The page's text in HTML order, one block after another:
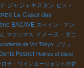
ジャジャキスタン ビスト
Le Casot des
BACAVE スペイン・アン
マクシマス
ドメーヌ・ダニ
de Vin Tokyo ブリュ
Pesnot Huitres et blanc
ロナ・ワインエージェントの佐